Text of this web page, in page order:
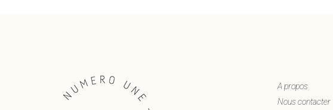
A propos
Nous contacter